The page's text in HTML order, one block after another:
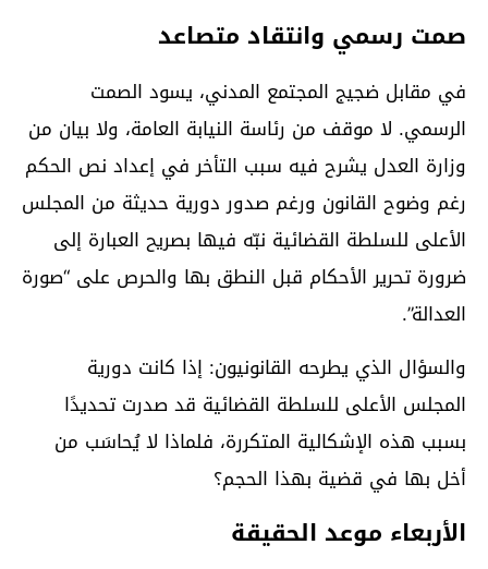
صمت رسمي وانتقاد متصاعد
في مقابل ضجيج المجتمع المدني، يسود الصمت
الرسمي. لا موقف من رئاسة النيابة العامة، ولا بيان من
وزارة العدل يشرح فيه سبب التأخر في إعداد نص الحكم
رغم وضوح القانون ورغم صدور دورية حديثة من المجلس
الأعلى للسلطة القضائية نبّه فيها بصريح العبارة إلى
ضرورة تحرير الأحكام قبل النطق بها والحرص على “صورة
العدالة”.
والسؤال الذي يطرحه القانونيون: إذا كانت دورية
المجلس الأعلى للسلطة القضائية قد صدرت تحديدًا
بسبب هذه الإشكالية المتكررة، فلماذا لا يُحاسَب من
أخل بها في قضية بهذا الحجم؟
الأربعاء موعد الحقيقة